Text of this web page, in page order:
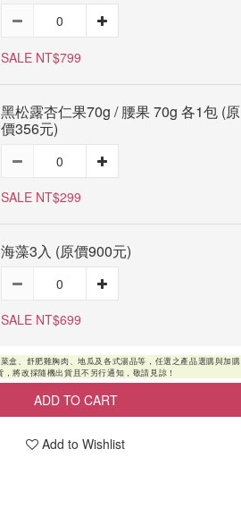
SALE NT$799
黑松露杏仁果70g / 腰果 70g 各1包 (原
價356元)
SALE NT$299
海藻3入 (原價900元)
SALE NT$699
ADD TO CART
Add to Wishlist